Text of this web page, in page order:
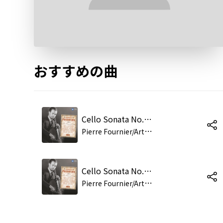
おすすめの曲
Cello Sonata No. 2 in G Minor, Op. 5 No. 2: I. (b) Allegro molto più tosto presto
P
ierre Fournier/Artur Schnabel
Cello Sonata No. 1 in F Major, Op. 5 No. 1: I. Adagio sostenuto - Allegro
P
ierre Fournier/Artur Schnabel